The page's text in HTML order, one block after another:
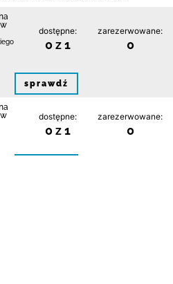
dostępne:
0 z 1
zarezerwowane:
0
sprawdź
dostępne:
0 z 1
zarezerwowane:
0